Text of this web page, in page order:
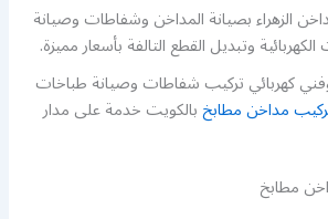
الزهراء بصيانة المداخن وشفاطات وصيانة
وتبديل القطع التالفة بأسعار مميزة.
كهربائي تركيب شفاطات وصيانة طباخات
مداخن مطابخبالكويت خدمة على مدار
مطابخ